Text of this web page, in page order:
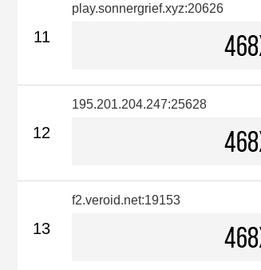
11
play.sonnergrief.xyz:20626
12
195.201.204.247:25628
13
f2.veroid.net:19153